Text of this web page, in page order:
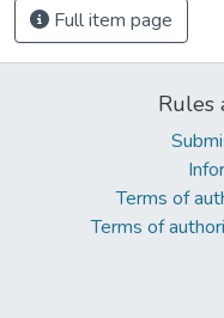
Full item page
Rules
Terms of
Terms of